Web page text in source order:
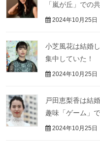
「嵐が丘」での
2024年10月25日
小芝風花は結婚
集中していた！
2024年10月25日
戸田恵梨香は結
趣味「ゲーム」
2024年10月25日